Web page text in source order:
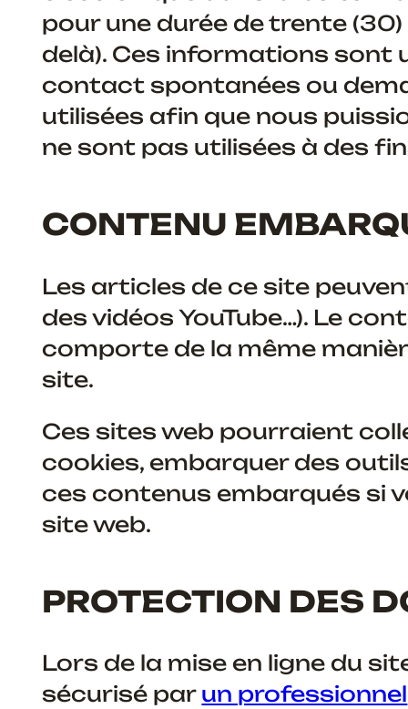
pour une durée de trente
delà). Ces informations sont
contact spontanées ou
utilisées afin que nous
ne sont pas utilisées à des
CONTENU
Les articles de ce site
des vidéos YouTube…). Le
comporte de la même
site.
Ces sites web pourraient
cookies, embarquer des
ces contenus embarqués si
site web.
PROTECTION DES
Lors de la mise en ligne du
sécurisé par un professionnel